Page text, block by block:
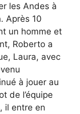
les Andes à
Après 10
un homme et
Roberto a
Laura, avec
à jouer au
de l’équipe
il entre en